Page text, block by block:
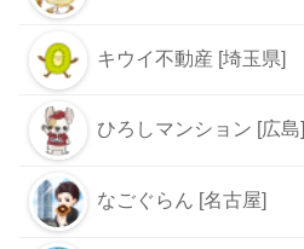
キウイ不動産 [埼玉県]
ひろしマンション [広島]
なごぐらん [名古屋]